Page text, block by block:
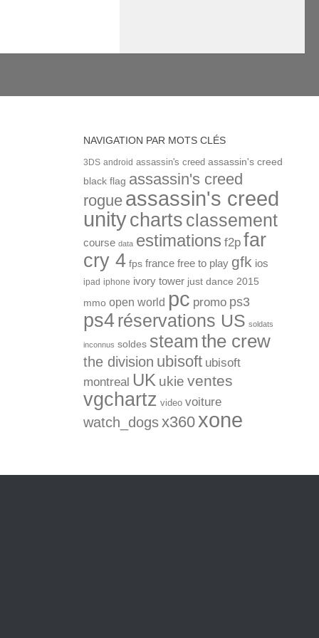
NAVIGATION PAR MOTS CLÉS
3DS android assassin's creed assassin's creed
black flag assassin's creed
rogue assassin's creed
unitycharts classement
course data estimations f2p far
cry 4 fps france free to play gfk ios
ipad iphone ivory tower just dance 2015
mmo open world pc promo ps3
ps4réservations US soldats
inconnus soldes steamthe crew
the division ubisoft ubisoft
montreal UK ukie ventes
vgchartz video voiture
watch_dogsx360 xone